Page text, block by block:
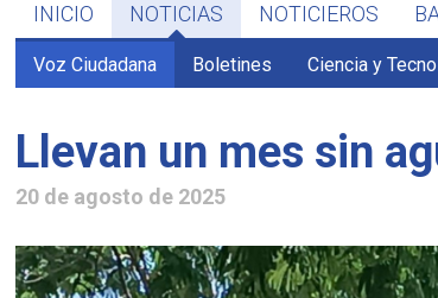
INICIO NOTICIAS NOTICIEROS
Voz Ciudadana Boletines Ciencia y
Llevan un mes sin
20 de agosto de 2025